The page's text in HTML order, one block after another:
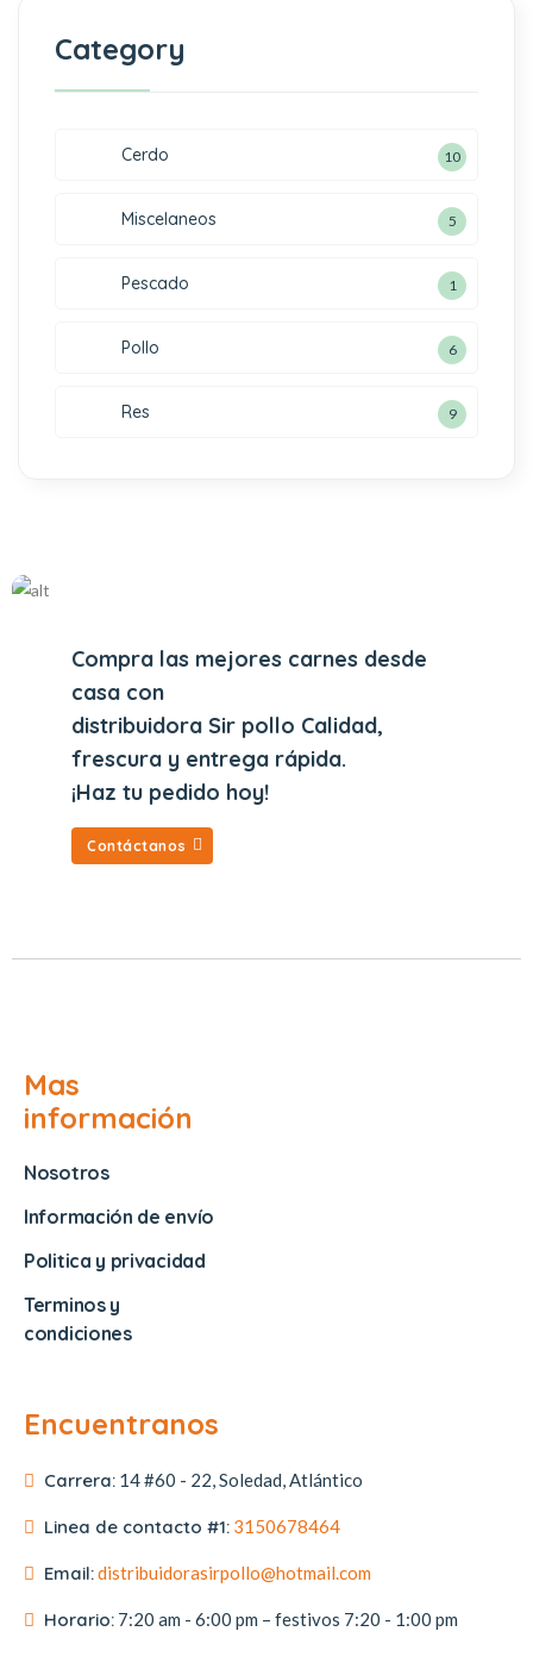
Category
Cerdo 10
Miscelaneos 5
Pescado 1
Pollo 6
Res 9
Compra las mejores carnes desde
casa con
distribuidora Sir pollo Calidad,
frescura y entrega rápida.
¡Haz tu pedido hoy!
Contáctanos
Mas
información
Nosotros
Información de envío
Politica y privacidad
Terminos y
condiciones
Encuentranos
Carrera: 14 #60 - 22, Soledad, Atlántico
Linea de contacto #1: 3150678464
Email:distribuidorasirpollo@hotmail.com
Horario: 7:20 am - 6:00 pm – festivos 7:20 - 1:00 pm